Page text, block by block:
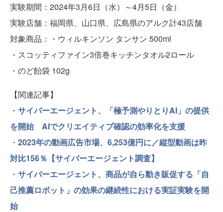
実験期間：2024年3月6日（水）～4月5日（金）
実験店舗：福岡県、山口県、広島県のアルク計43店舗
対象商品：・ウィルキンソン タンサン 500ml
・スコッティファイン3倍巻キッチンタオル2ロール
・のど飴袋 102g
【関連記事】
・ サイバーエージェント、「極予測やりとりAI」の提供
を開始 AIでクリエイティブ確認の効率化を支援
・ 2023年の動画広告市場、6,253億円に／縦型動画は昨
対比156％【サイバーエージェント調査】
・ サイバーエージェント、商品が自ら動き販促する「自
己推薦ロボット」の効果の継続性における実証実験を開
始